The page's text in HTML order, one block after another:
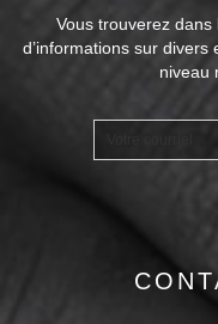
Vous trouverez dans
d’informations sur
niveau